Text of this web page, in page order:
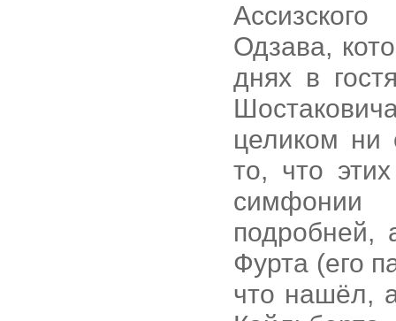
Одзава,
днях в
целиком ни
то, что
подробней,
Фурта (его
что нашёл,